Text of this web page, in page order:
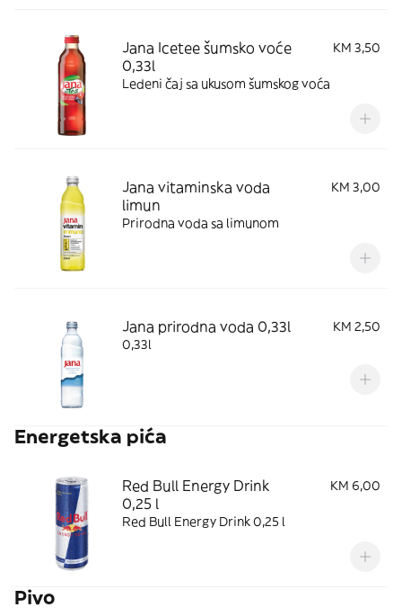
Jana Icetee šumsko voće
0,33l
KM 3,50
Ledeni čaj sa ukusom šumskog voća
Jana vitaminska voda
limun
KM 3,00
Prirodna voda sa limunom
Jana prirodna voda 0,33l
KM 2,50
0,33l
Energetska pića
Red Bull Energy Drink
0,25 l
KM 6,00
Red Bull Energy Drink 0,25 l
Pivo